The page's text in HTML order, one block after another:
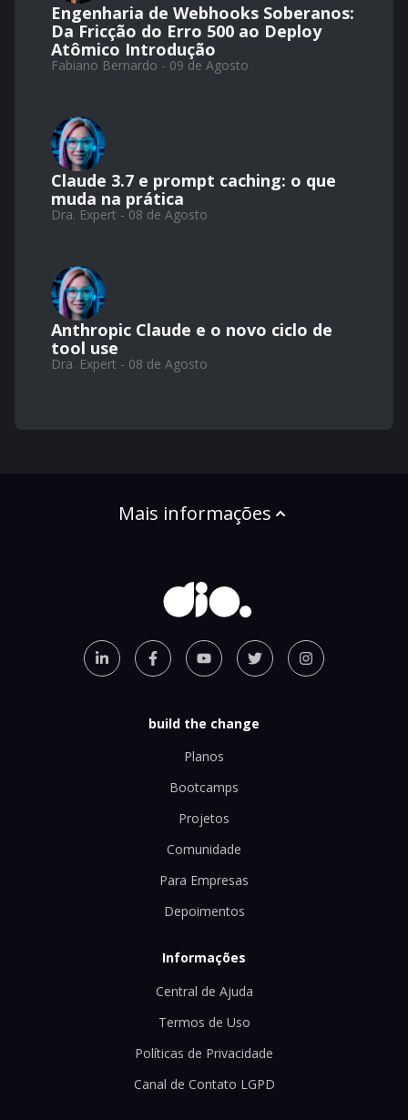
Engenharia de Webhooks Soberanos:
Da Fricção do Erro 500 ao Deploy
Atômico Introdução
Fabiano Bernardo - 09 de Agosto
Claude 3.7 e prompt caching: o que
muda na prática
Dra. Expert - 08 de Agosto
Anthropic Claude e o novo ciclo de
tool use
Dra. Expert - 08 de Agosto
Mais informações
build the change
Planos
Bootcamps
Projetos
Comunidade
Para Empresas
Depoimentos
Informações
Central de Ajuda
Termos de Uso
Políticas de Privacidade
Canal de Contato LGPD